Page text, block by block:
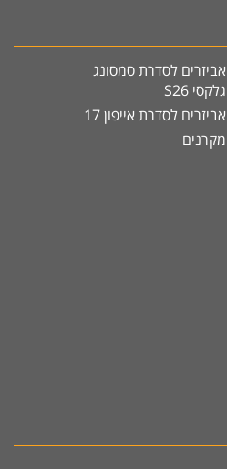
אביזרים לסדרת סמסונג
גלקסי S26
אביזרים לסדרת אייפון 17
מקרנים